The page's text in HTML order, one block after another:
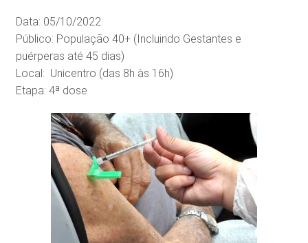
Data: 05/10/2022
Público: População 40+ (Incluindo Gestantes e
puérperas até 45 dias)
Local: Unicentro (das 8h às 16h)
Etapa: 4ª dose